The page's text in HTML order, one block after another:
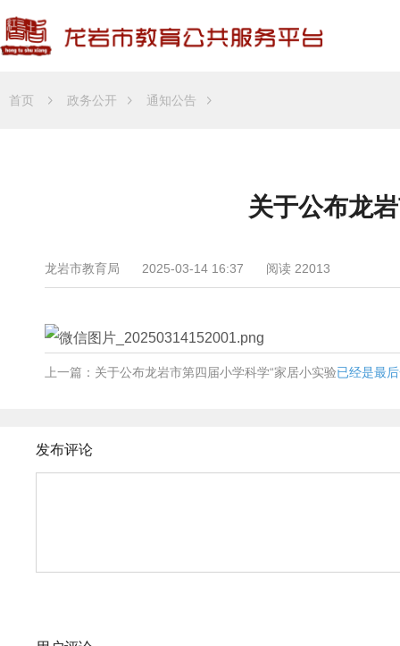
首页 政务公开 通知公告
关于公布龙
龙岩市教育局 2025-03-14 16:37 阅读 22013
上一篇：关于公布龙岩市第四届小学科学“家居小实验已经是最
发布评论